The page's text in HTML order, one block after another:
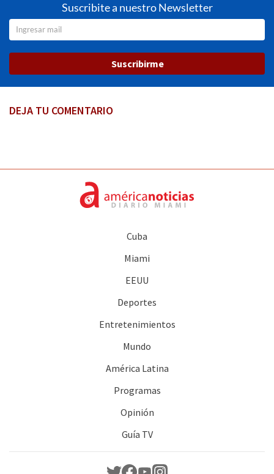
Suscribite a nuestro Newsletter
Suscribirme
DEJA TU COMENTARIO
Cuba
Miami
EEUU
Deportes
Entretenimientos
Mundo
América Latina
Programas
Opinión
Guía TV